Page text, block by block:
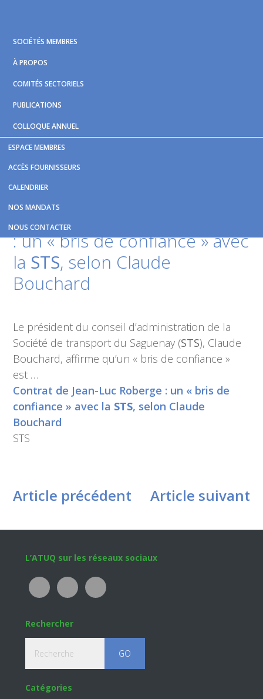
primary
navigation
main
content
footer
ESPACE MEMBRES
ACCÈS FOURNISSEURS
CALENDRIER
NOS MANDATS
NOUS CONTACTER
SOCIÉTÉS MEMBRES
À PROPOS
COMITÉS SECTORIELS
PUBLICATIONS
COLLOQUE ANNUEL
Vous êtes ici :Accueil
selon Claude Bouchard
Contrat de Jean-Luc Roberge
: un « bris de confiance » avec
la STS, selon Claude
Bouchard
Le président du conseil d’administration de la
Société de transport du Saguenay (STS), Claude
Bouchard, affirme qu’un « bris de confiance »
est …
Contrat de Jean-Luc Roberge : un « bris de
confiance » avec la STS, selon Claude
Bouchard
STS
Article précédent Article suivant
Footer
L’ATUQ sur les réseaux sociaux
Rechercher
Catégories